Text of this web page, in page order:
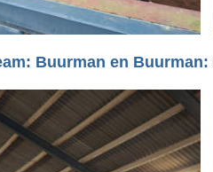
Buurman en Buurman: